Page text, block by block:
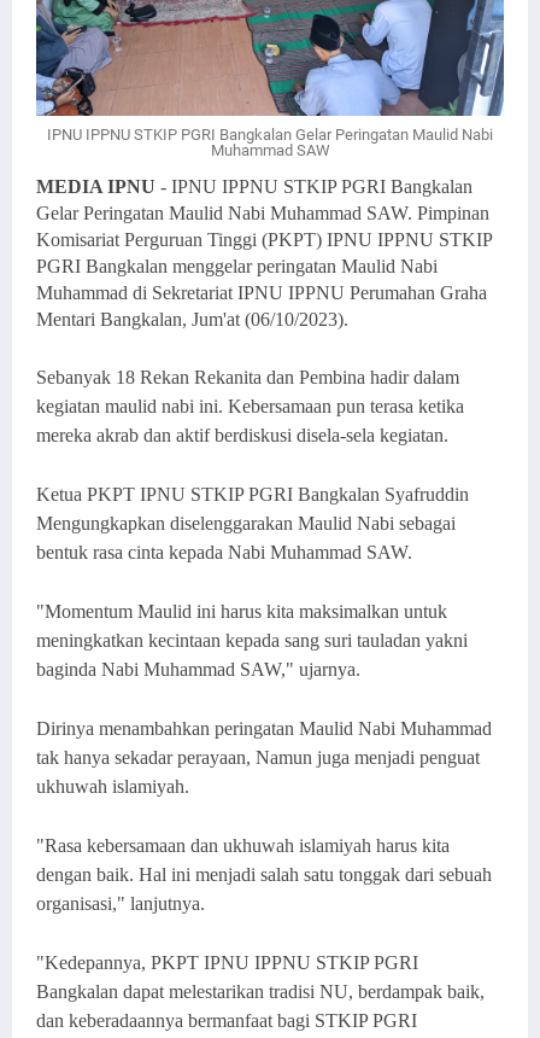
IPNU IPPNU STKIP PGRI Bangkalan Gelar Peringatan Maulid Nabi
Muhammad SAW
MEDIA IPNU - IPNU IPPNU STKIP PGRI Bangkalan
Gelar Peringatan Maulid Nabi Muhammad SAW. Pimpinan
Komisariat Perguruan Tinggi (PKPT) IPNU IPPNU STKIP
PGRI Bangkalan menggelar peringatan Maulid Nabi
Muhammad di Sekretariat IPNU IPPNU Perumahan Graha
Mentari Bangkalan, Jum'at (06/10/2023).
Sebanyak 18 Rekan Rekanita dan Pembina hadir dalam
kegiatan maulid nabi ini. Kebersamaan pun terasa ketika
mereka akrab dan aktif berdiskusi disela-sela kegiatan.
Ketua PKPT IPNU STKIP PGRI Bangkalan Syafruddin
Mengungkapkan diselenggarakan Maulid Nabi sebagai
bentuk rasa cinta kepada Nabi Muhammad SAW.
"Momentum Maulid ini harus kita maksimalkan untuk
meningkatkan kecintaan kepada sang suri tauladan yakni
baginda Nabi Muhammad SAW," ujarnya.
Dirinya menambahkan peringatan Maulid Nabi Muhammad
tak hanya sekadar perayaan, Namun juga menjadi penguat
ukhuwah islamiyah.
"Rasa kebersamaan dan ukhuwah islamiyah harus kita
dengan baik. Hal ini menjadi salah satu tonggak dari sebuah
organisasi," lanjutnya.
"Kedepannya, PKPT IPNU IPPNU STKIP PGRI
Bangkalan dapat melestarikan tradisi NU, berdampak baik,
dan keberadaannya bermanfaat bagi STKIP PGRI